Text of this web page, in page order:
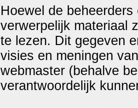
Hoewel de
verwerpelijk materiaal
te lezen. Dit gegeven
visies en meningen
webmaster (behalve
verantwoordelijk